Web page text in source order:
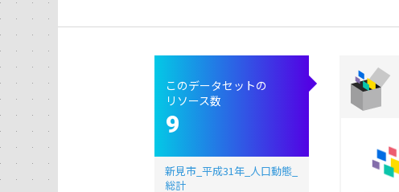
このデータセットの
リソース数
9
新見市_平成31年_人口動態_
総計